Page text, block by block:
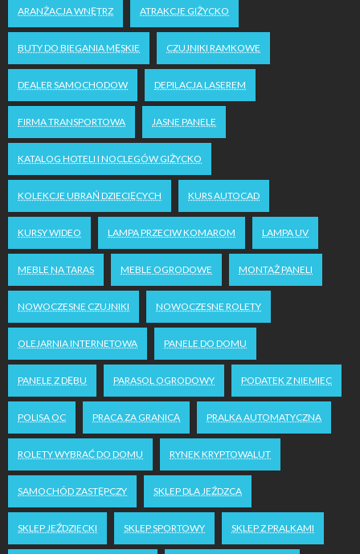
ARANŻACJA WNĘTRZ ATRAKCJE GIŻYCKO
BUTY DO BIEGANIA MĘSKIE CZUJNIKI RAMKOWE
DEALER SAMOCHODOW DEPILACJA LASEREM
FIRMA TRANSPORTOWA JASNE PANELE
KATALOG HOTELI I NOCLEGÓW GIŻYCKO
KOLEKCJE UBRAŃ DZIECIĘCYCH KURS AUTOCAD
KURSY WIDEO LAMPA PRZECIW KOMAROM LAMPA UV
MEBLE NA TARAS MEBLE OGRODOWE MONTAŻ PANELI
NOWOCZESNE CZUJNIKI NOWOCZESNE ROLETY
OLEJARNIA INTERNETOWA PANELE DO DOMU
PANELE Z DĘBU PARASOL OGRODOWY PODATEK Z NIEMIEC
POLISA OC PRACA ZA GRANICĄ PRALKA AUTOMATYCZNA
ROLETY WYBRAĆ DO DOMU RYNEK KRYPTOWALUT
SAMOCHÓD ZASTĘPCZY SKLEP DLA JEŹDZCA
SKLEP JEŹDZIECKI SKLEP SPORTOWY SKLEP Z PRALKAMI